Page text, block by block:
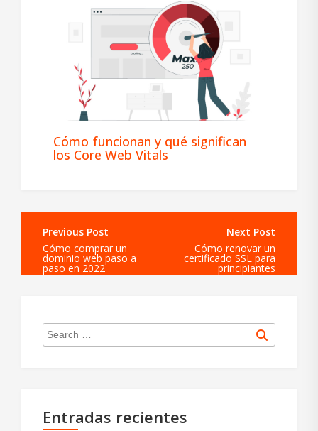
Cómo funcionan y qué significan
los Core Web Vitals
Navegación
entradas
Cómo comprar un
dominio web paso a
paso en 2022
Cómo renovar un
certificado SSL para
principiantes
Search
for:
Entradas recientes